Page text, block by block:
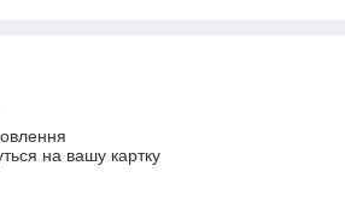
на вашу картку